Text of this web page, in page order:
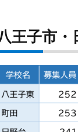
王子市・